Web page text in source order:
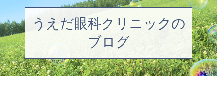
うえだ眼科クリニックの
ブログ